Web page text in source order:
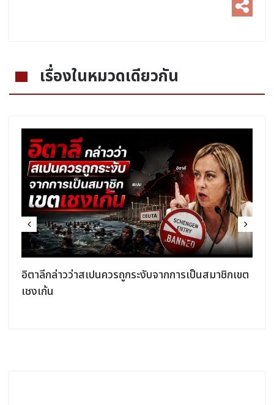
เรื่องในหมวดเดียวกัน
อิตาลีกล่าวว่าสเปนควรถูกระงับจากการเป็นสมาชิกเขต
เชงเก้น